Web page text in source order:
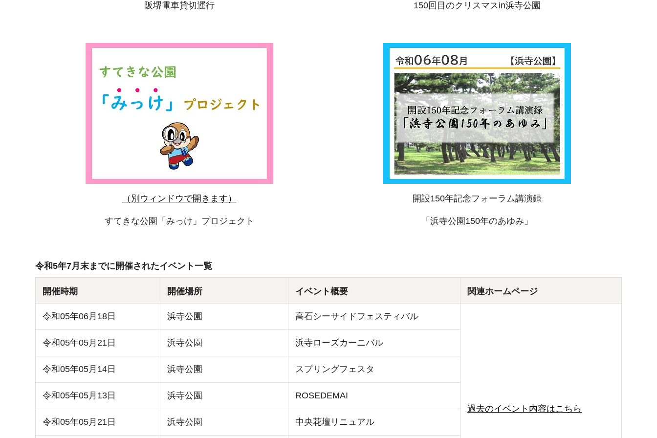
阪堺電車貸切運行 150回目のクリスマスin浜寺公園
（別ウィンドウで開きます）
すてきな公園「みっけ」プロジェクト
開設150年記念フォーラム講演録
「浜寺公園150年のあゆみ」
令和5年7月末までに開催されたイベント一覧
開催時期 開催場所 イベント概要 関連ホームページ
令和05年06月18日 浜寺公園 高石シーサイドフェスティバル
過去のイベント内容はこちら
令和05年05月21日 浜寺公園 浜寺ローズカーニバル
令和05年05月14日 浜寺公園 スプリングフェスタ
令和05年05月13日 浜寺公園 ROSEDEMAI
令和05年05月21日 浜寺公園 中央花壇リニュアル